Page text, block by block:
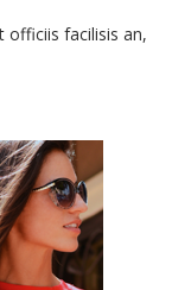
officiis facilisis an,